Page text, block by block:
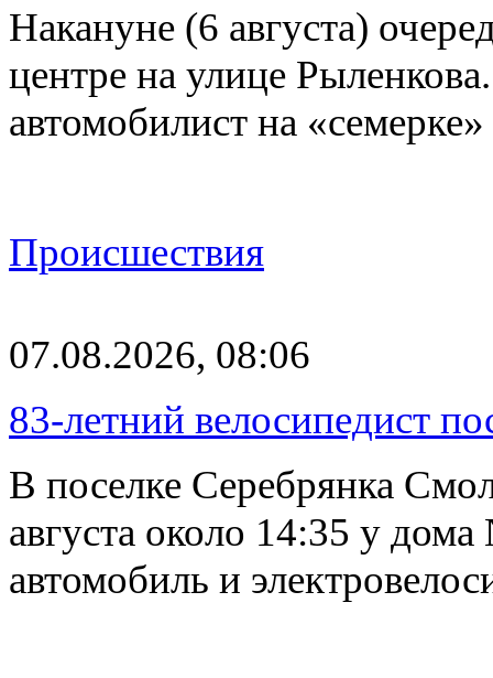
Накануне (6 августа)
центре на улице
автомобилист на
Происшествия
07.08.2026, 08:06
83-летний велосипедист
В поселке Серебрянка
августа около 14:35 у
автомобиль и